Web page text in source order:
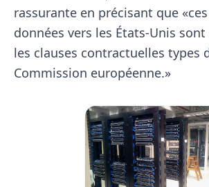
rassurante en précisant que
données vers les États-Unis
les clauses contractuelles types
Commission européenne.»